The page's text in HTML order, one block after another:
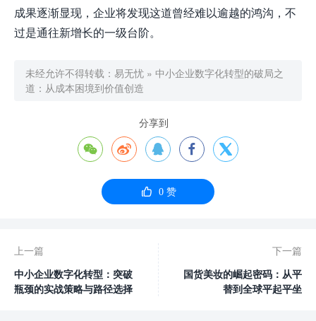
成果逐渐显现，企业将发现这道曾经难以逾越的鸿沟，不
过是通往新增长的一级台阶。
未经允许不得转载： 易无忧 » 中小企业数字化转型的破局之
道：从成本困境到价值创造
分享到
    
 0赞
上一篇
中小企业数字化转型：突破
瓶颈的实战策略与路径选择
下一篇
国货美妆的崛起密码：从平
替到全球平起平坐